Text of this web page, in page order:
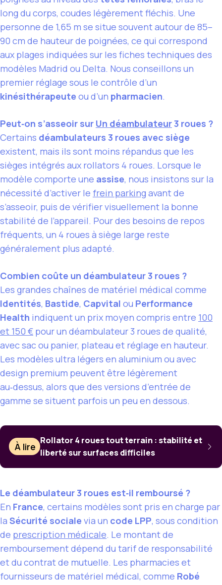
long du corps, coudes légèrement fléchis. Une
personne de 1,65 m se situe souvent autour de 85–
90 cm de hauteur de poignées, ce qui correspond
aux plages indiquées sur les fiches techniques des
modèles Madrid ou Delta. Nous conseillons un
premier réglage sous le contrôle d’un
kinésithérapeute ou d’un pharmacien.
Peut‑on s’asseoir sur Un déambulateur3 roues ?
Certains déambulateurs 3 roues avec siège
existent, mais ils sont moins répandus que les
sièges intégrés aux rollators 4 roues. Lorsque le
modèle comporte une assise, nous insistons sur la
nécessité d’activer le frein parkingavant de
s’asseoir, puis de vérifier visuellement la bonne
stabilité de l’appareil. Pour des besoins de repos
fréquents, un 4 roues à siège large reste
généralement plus adapté.
Combien coûte un déambulateur 3 roues ?
Les grandes chaînes de matériel médical comme
Identités, Bastide, Capvital ou Performance
Health indiquent un prix moyen compris entre 100
et 150 € pour un déambulateur 3 roues de qualité,
avec sac ou panier, plateau et réglage en hauteur.
Les modèles ultra légers en aluminium ou avec
design premium peuvent être légèrement
au‑dessus, alors que des versions d’entrée de
gamme se situent parfois un peu en dessous.
À lire
Rollator 4 roues tout terrain : stabilité et
liberté sur surfaces difficiles
Le déambulateur 3 roues est‑il remboursé ?
En France, certains modèles sont pris en charge par
la Sécurité sociale via un code LPP, sous condition
de prescription médicale. Le montant de
remboursement dépend du tarif de responsabilité
et du contrat de mutuelle. Les pharmacies et
fournisseurs de matériel médical, comme Robé